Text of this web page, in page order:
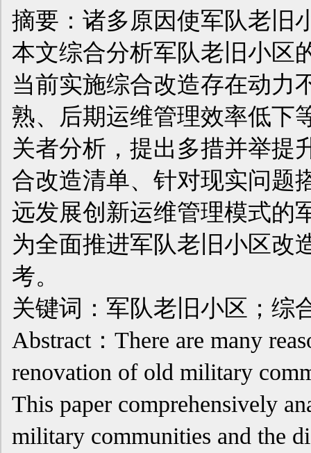
摘要：诸多原因使军队老旧
本文综合分析军队老旧小区
当前实施综合改造存在动力
熟、后期运维管理效率低下
关者分析，提出多措并举提
合改造清单、针对现实问题
远发展创新运维管理模式的
为全面推进军队老旧小区改
考。
关键词：军队老旧小区；综
Abstract：There are many
renovation of old military
This paper comprehensively
military communities and the